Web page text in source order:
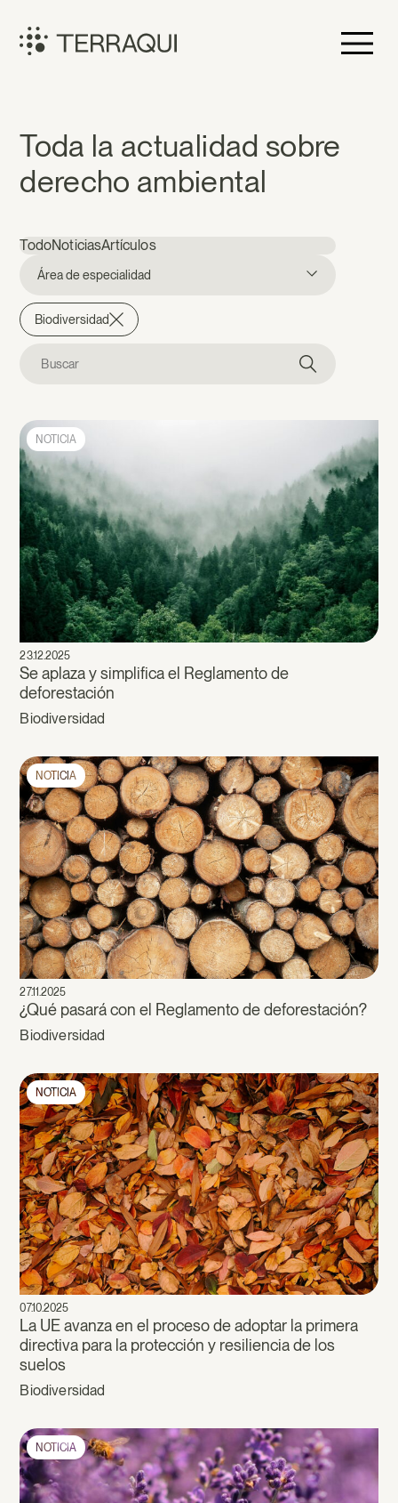
contenido
Noticias
Toda la actualidad sobre
derecho ambiental
TodoNoticiasArtículos
Área de especialidad
Biodiversidad
NOTICIA
23.12.2025
Se aplaza y simplifica el Reglamento de
deforestación
Biodiversidad
NOTICIA
27.11.2025
¿Qué pasará con el Reglamento de deforestación?
Biodiversidad
NOTICIA
07.10.2025
La UE avanza en el proceso de adoptar la primera
directiva para la protección y resiliencia de los
suelos
Biodiversidad
NOTICIA